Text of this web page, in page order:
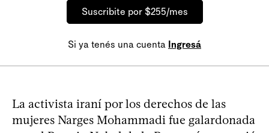
Suscribite por $255/mes
Si ya tenés una cuenta Ingresá
La activista iraní por los derechos de las
mujeres Narges Mohammadi fue galardonada